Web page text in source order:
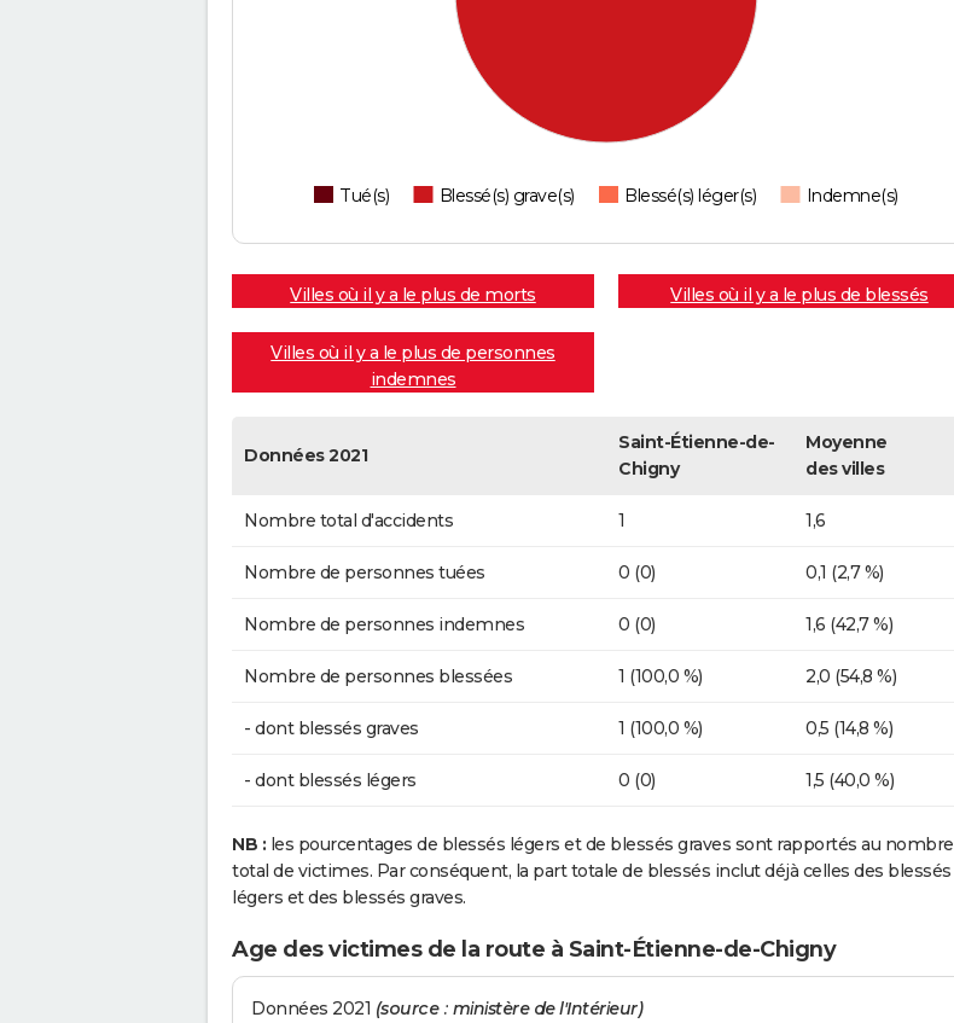
Tué(s) Blessé(s) grave(s) Blessé(s) léger(s) Indemne(s)
Villes où il y a le plus de morts Villes où il y a le plus de blessés
Villes où il y a le plus de personnes
indemnes
Données 2021
Saint-Étienne-de-
Chigny
Moyenne
des villes
Nombre total d'accidents 1 1,6
Nombre de personnes tuées 0 (0) 0,1 (2,7 %)
Nombre de personnes indemnes 0 (0) 1,6 (42,7 %)
Nombre de personnes blessées 1 (100,0 %) 2,0 (54,8 %)
- dont blessés graves 1 (100,0 %) 0,5 (14,8 %)
- dont blessés légers 0 (0) 1,5 (40,0 %)
NB : les pourcentages de blessés légers et de blessés graves sont rapportés au nombre
total de victimes. Par conséquent, la part totale de blessés inclut déjà celles des blessés
légers et des blessés graves.
Age des victimes de la route à Saint-Étienne-de-Chigny
Données 2021 (source : ministère de l'Intérieur)